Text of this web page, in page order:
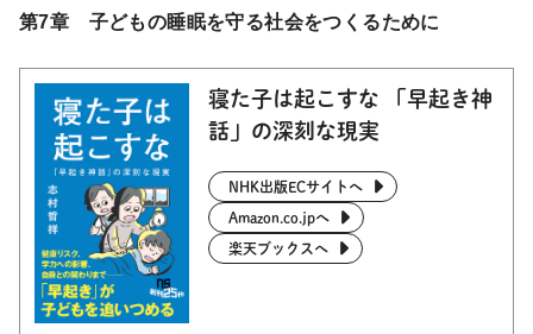
第7章 子どもの睡眠を守る社会をつくるために
寝た子は起こすな 「早起き神
話」の深刻な現実
NHK出版ECサイトへ
Amazon.co.jpへ
楽天ブックスへ